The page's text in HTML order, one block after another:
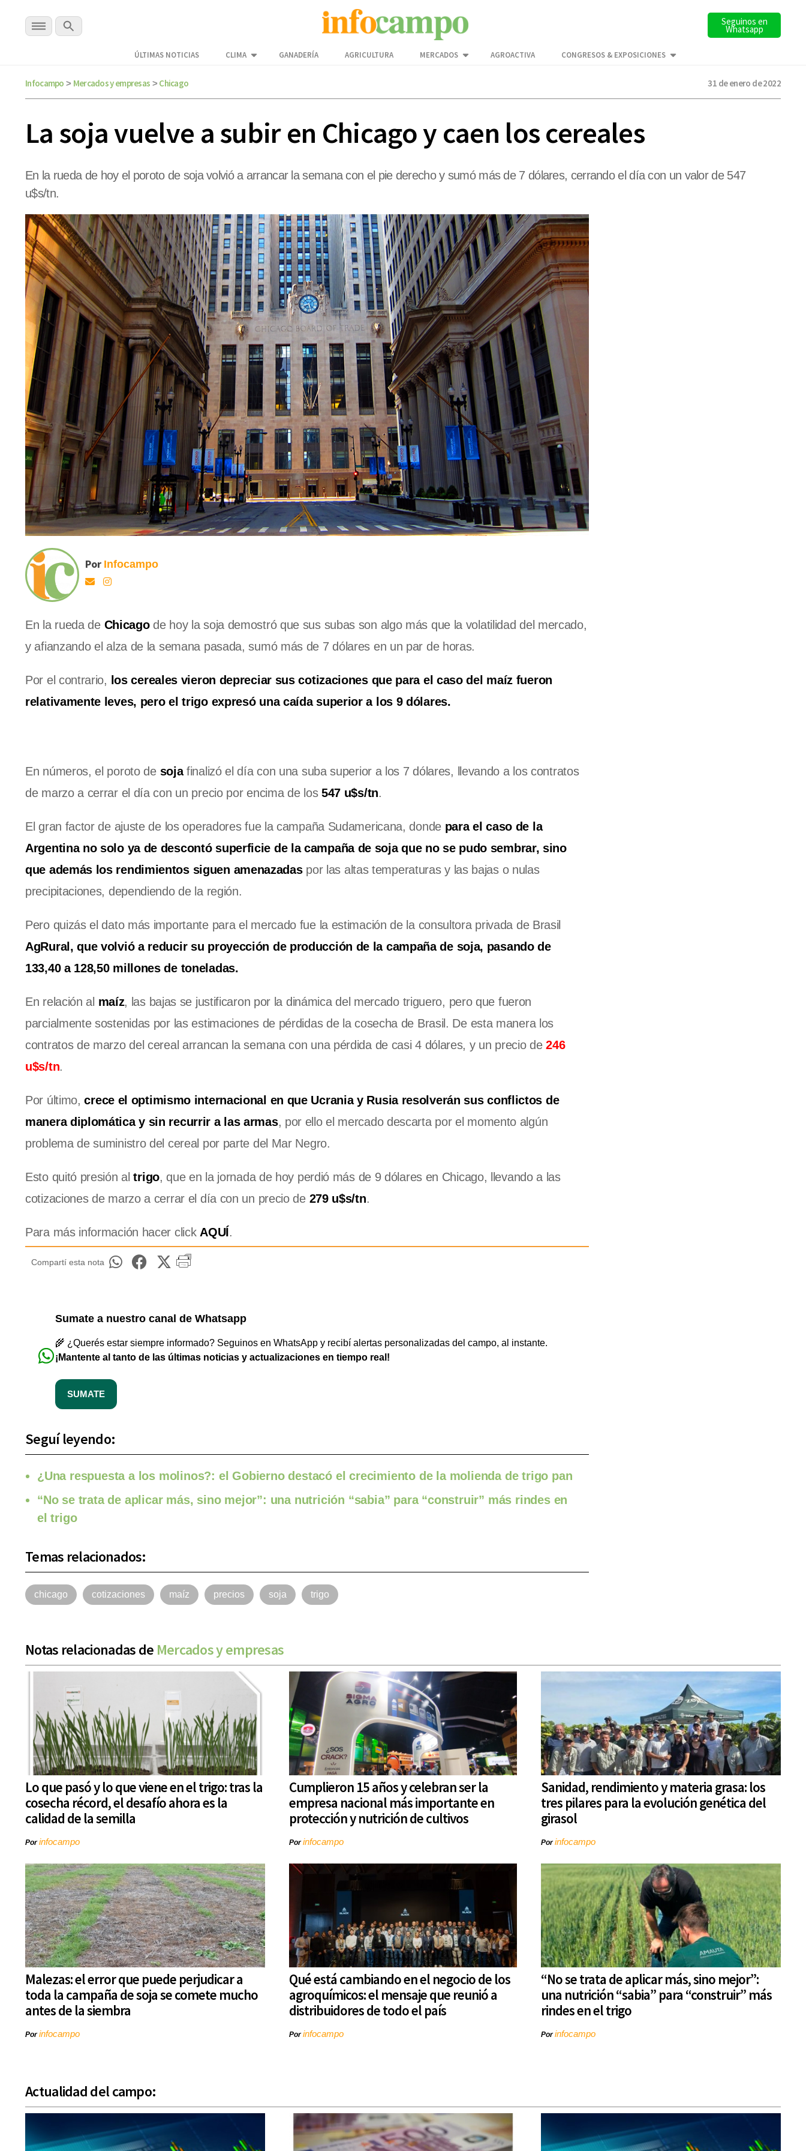
Seguinos en
Whatsapp
ÚLTIMAS NOTICIAS CLIMA GANADERÍA AGRICULTURA MERCADOS AGROACTIVA CONGRESOS & EXPOSICIONES
Infocampo > Mercados y empresas > Chicago 31 de enero de 2022
La soja vuelve a subir en Chicago y caen los cereales
En la rueda de hoy el poroto de soja volvió a arrancar la semana con el pie derecho y sumó más de 7 dólares, cerrando el día con un valor de 547
u$s/tn.
Por Infocampo
En la rueda de Chicagode hoy la soja demostró que sus subas son algo más que la volatilidad del mercado,
y afianzando el alza de la semana pasada, sumó más de 7 dólares en un par de horas.
Por el contrario, los cereales vieron depreciar sus cotizaciones que para el caso del maíz fueron
relativamente leves, pero el trigo expresó una caída superior a los 9 dólares.
En números, el poroto de soja finalizó el día con una suba superior a los 7 dólares, llevando a los contratos
de marzo a cerrar el día con un precio por encima de los 547 u$s/tn.
El gran factor de ajuste de los operadores fue la campaña Sudamericana, donde para el caso de la
Argentina no solo ya de descontó superficie de la campaña de soja que no se pudo sembrar, sino
que además los rendimientos siguen amenazadaspor las altas temperaturas y las bajas o nulas
precipitaciones, dependiendo de la región.
Pero quizás el dato más importante para el mercado fue la estimación de la consultora privada de Brasil
AgRural, que volvió a reducir su proyección de producción de la campaña de soja, pasando de
133,40 a 128,50 millones de toneladas.
En relación al maíz, las bajas se justificaron por la dinámica del mercado triguero, pero que fueron
parcialmente sostenidas por las estimaciones de pérdidas de la cosecha de Brasil. De esta manera los
contratos de marzo del cereal arrancan la semana con una pérdida de casi 4 dólares, y un precio de246
u$s/tn.
Por último,crece el optimismo internacional en que Ucrania y Rusia resolverán sus conflictos de
manera diplomática y sin recurrir a las armas, por ello el mercado descarta por el momento algún
problema de suministro del cereal por parte del Mar Negro.
Esto quitó presión altrigo, que en la jornada de hoy perdió más de 9 dólares en Chicago, llevando a las
cotizaciones de marzo a cerrar el día con un precio de 279 u$s/tn.
Para más información hacer click AQUÍ.
Compartí esta nota
Sumate a nuestro canal de Whatsapp
🌾 ¿Querés estar siempre informado? Seguinos en WhatsApp y recibí alertas personalizadas del campo, al instante.
¡Mantente al tanto de las últimas noticias y actualizaciones en tiempo real!
SUMATE
Seguí leyendo:
¿Una respuesta a los molinos?: el Gobierno destacó el crecimiento de la molienda de trigo pan
“No se trata de aplicar más, sino mejor”: una nutrición “sabia” para “construir” más rindes en
el trigo
Temas relacionados:
chicago cotizaciones maíz precios soja trigo
Notas relacionadas de Mercados y empresas
Lo que pasó y lo que viene en el trigo: tras la
cosecha récord, el desafío ahora es la
calidad de la semilla
Porinfocampo
Cumplieron 15 años y celebran ser la
empresa nacional más importante en
protección y nutrición de cultivos
Porinfocampo
Sanidad, rendimiento y materia grasa: los
tres pilares para la evolución genética del
girasol
Porinfocampo
Malezas: el error que puede perjudicar a
toda la campaña de soja se comete mucho
antes de la siembra
Porinfocampo
Qué está cambiando en el negocio de los
agroquímicos: el mensaje que reunió a
distribuidores de todo el país
Porinfocampo
“No se trata de aplicar más, sino mejor”:
una nutrición “sabia” para “construir” más
rindes en el trigo
Porinfocampo
Actualidad del campo: